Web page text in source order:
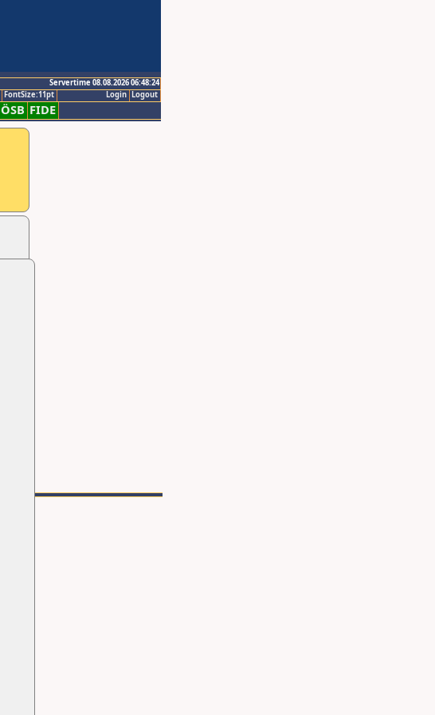
Servertime 08.08.2026 06:48:24
Logout
Login
FontSize:11pt
ÖSB FIDE